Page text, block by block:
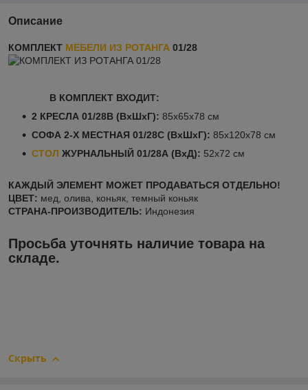
Описание
КОМПЛЕКТ МЕБЕЛИ ИЗ РОТАНГА 01/28
В КОМПЛЕКТ ВХОДИТ:
2 КРЕСЛА 01/28В (ВхШхГ): 85х65х78 см
СОФА 2-Х МЕСТНАЯ 01/28С (ВхШхГ): 85х120х78 см
СТОЛ ЖУРНАЛЬНЫЙ 01/28А (ВхД): 52х72 см
КАЖДЫЙ ЭЛЕМЕНТ МОЖЕТ ПРОДАВАТЬСЯ ОТДЕЛЬНО!
ЦВЕТ: мед, олива, коньяк, темный коньяк
СТРАНА-ПРОИЗВОДИТЕЛЬ: Индонезия
Просьба уточнять наличие товара на
складе.
Скрыть